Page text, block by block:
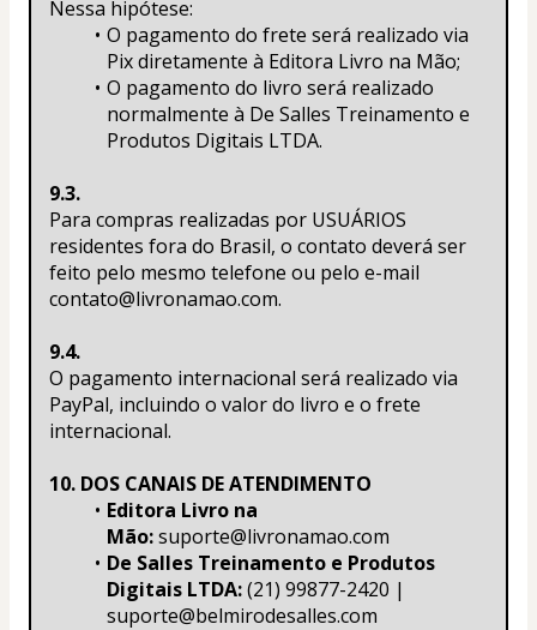
Nessa hipótese:
O pagamento do frete será realizado via
Pix diretamente à Editora Livro na Mão;
O pagamento do livro será realizado
normalmente à De Salles Treinamento e
Produtos Digitais LTDA.
9.3.
Para compras realizadas por USUÁRIOS
residentes fora do Brasil, o contato deverá ser
feito pelo mesmo telefone ou pelo e-mail
contato@livronamao.com.
9.4.
O pagamento internacional será realizado via
PayPal, incluindo o valor do livro e o frete
internacional.
10. DOS CANAIS DE ATENDIMENTO
Editora Livro na
Mão: suporte@livronamao.com
De Salles Treinamento e Produtos
Digitais LTDA: (21) 99877-2420 |
suporte@belmirodesalles.com